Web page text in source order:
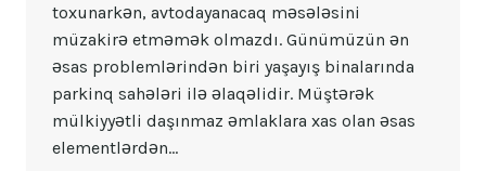
toxunarkən, avtodayanacaq məsələsini
müzakirə etməmək olmazdı. Günümüzün ən
əsas problemlərindən biri yaşayış binalarında
parkinq sahələri ilə əlaqəlidir. Müştərək
mülkiyyətli daşınmaz əmlaklara xas olan əsas
elementlərdən…